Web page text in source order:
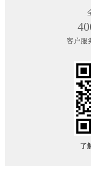
客户服
了